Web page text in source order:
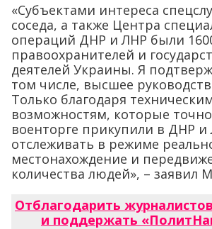
«Субъектами интереса
соседа, а также Центра
операций ДНР и ЛНР были
правоохранителей и
деятелей Украины. Я
том числе, высшее
Только благодаря
возможностям, которые
военторге прикупили в ДНР и
отслеживать в режиме
местонахождение и
количества людей», – заявил
Отблагодарить
и поддержать